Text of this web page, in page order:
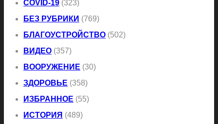
COVID-19 (323)
БЕЗ РУБРИКИ (769)
БЛАГОУСТРОЙСТВО (502)
ВИДЕО (357)
ВООРУЖЕНИЕ (30)
ЗДОРОВЬЕ (358)
ИЗБРАННОЕ (55)
ИСТОРИЯ (489)